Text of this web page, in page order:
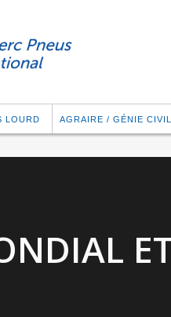
LOURD AGRAIRE / GÉNIE CIVIL